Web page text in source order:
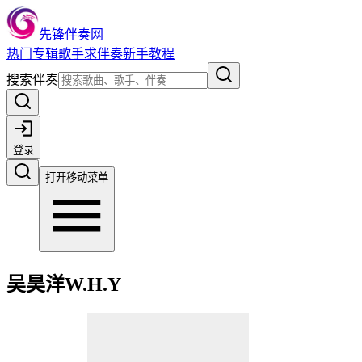
先锋伴奏网
热门 专辑歌手求伴奏新手教程
搜索伴奏
登录
打开移动菜单
吴昊洋W.H.Y